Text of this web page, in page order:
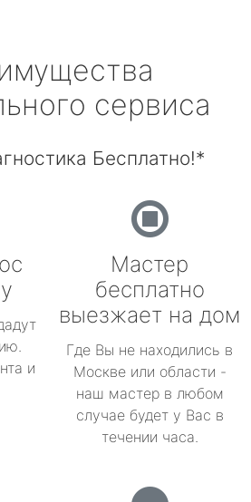
сервиса
Бесплатно!*
и
Мастер
бесплатно
выезжает на дом
Где Вы не находились в
Москве или области -
наш мастер в любом
случае будет у Вас в
течении часа.